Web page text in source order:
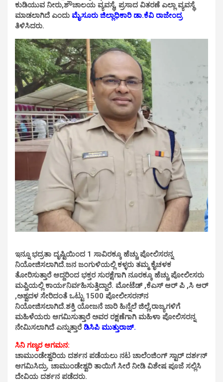
ಕುಡಿಯುವ ನೀರು,ಶೌಚಾಲಯ ವ್ಯವಸ್ಥೆ, ಪ್ರಸಾದ ವಿತರಣೆ ಎಲ್ಲಾ ವ್ಯವಸ್ಥೆ
ಮಾಡಲಾಗಿದೆ ಎಂದು ಮೈಸೂರು ಜಿಲ್ಲಾಧಿಕಾರಿ ಡಾ.ಕೆವಿ ರಾಜೇಂದ್ರ
ತಿಳಿಸಿದರು.
ಇನ್ನೂ ಭದ್ರತಾ ದೃಷ್ಟಿಯಿಂದ 1 ಸಾವಿರಕ್ಕೂ ಹೆಚ್ಚು ಪೋಲಿಸರನ್ನ
ನಿಯೋಜಿಸಲಾಗಿದೆ.ಜನ ಜಂಗುಳಿಯಲ್ಲಿ ಕಳ್ಳರು ತಮ್ಮ ಕೈಚಳಕ
ತೋರಿಸುತ್ತಾರೆ ಆದ್ದರಿಂದ ಭಕ್ತರ ಸುರಕ್ಷೆಗಾಗಿ ನೂರಕ್ಕೂ ಹೆಚ್ಚು ಪೋಲೀಸರು
ಮಫ್ತಿಯಲ್ಲಿ ಕಾರ್ಯನಿರ್ವಹಿಸುತ್ತಿದ್ದಾರೆ. ಮೋಟೆಡ್ ,ಕೆಎಸ್ ಆರ್ ಪಿ ,ಸಿ ಆರ್
,ಅಶ್ವದಳ ಸೇರಿದಂತೆ ಒಟ್ಟು 1500 ಪೋಲೀಸರನ್‌ನ
ನಿಯೋಜಿಸಲಾಗಿದೆ.ಶಕ್ತಿ ಯೋಜನೆ ಜಾರಿ ಹಿನ್ನೆಲೆ ಜಿಲ್ಲೆ,ರಾಜ್ಯಗಳಿಗೆ
ಮಹಿಳೆಯರು ಆಗಮಿಸುತ್ತಾರೆ ಅವರ ರಕ್ಷಣೆಗಾಗಿ ಮಹಿಳಾ ಪೋಲಿಸರನ್ನ
ನೇಮಿಸಲಾಗಿದೆ ಎನ್ನುತ್ತಾರೆಡಿಸಿಪಿ ಮುತ್ತುರಾಜ್.
ಸಿನಿ ಗಣ್ಯರ ಆಗಮನ:
ಚಾಮುಂಡೇಶ್ವರಿಯ ದರ್ಶನ ಪಡೆಯಲು ನಟ ಚಾಲೆಂಜಿಂಗ್ ಸ್ಟಾರ್ ದರ್ಶನ್
ಆಗಮಿಸಿದ್ರು. ಚಾಮುಂಡೇಶ್ವರಿ ತಾಯಿಗೆ ಸೀರೆ ನೀಡಿ ವಿಶೇಷ ಪೂಜೆ ಸಲ್ಲಿಸಿ
ದೇವಿಯ ದರ್ಶನ ಪಡೆದರು.